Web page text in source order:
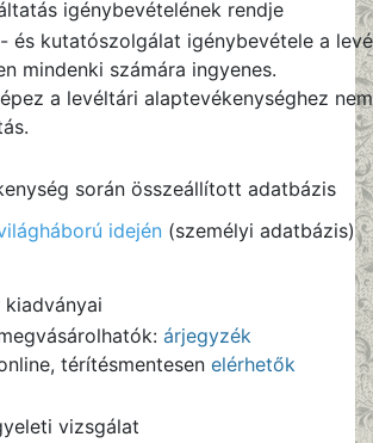
igénybevételének rendje
és kutatószolgálat igénybevétele a
mindenki számára ingyenes.
a levéltári alaptevékenységhez
során összeállított adatbázis
idején (személyi adatbázis)
árjegyzék
térítésmentesen elérhetők
vizsgálat